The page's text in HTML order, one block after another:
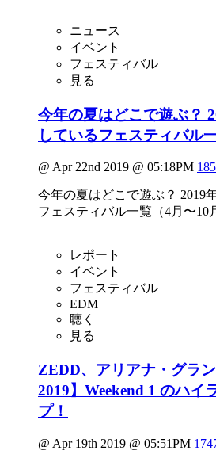
ニュース
イベント
フェスティバル
見る
今年の夏はどこで遊ぶ？
しているフェスティバル
@ Apr 22nd 2019 @ 05:18PM
今年の夏はどこで遊ぶ？ 2019
フェスティバル一覧（4月〜10
レポート
イベント
フェスティバル
EDM
聴く
見る
ZEDD、アリアナ・グラ
2019】Weekend 1 のハイ
プ！
@ Apr 19th 2019 @ 05:51PM